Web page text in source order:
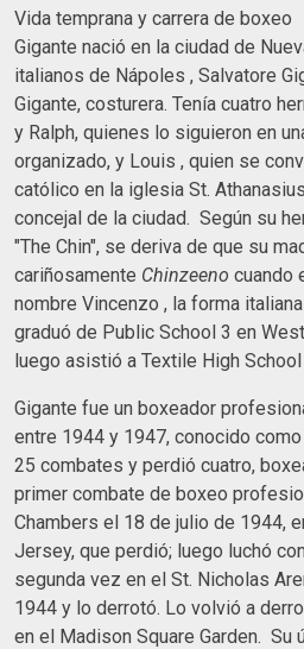
Vida temprana y carrera de boxeo
Gigante nació en la ciudad de
italianos de Nápoles , Salvatore
Gigante, costurera. Tenía cuatro
y Ralph, quienes lo siguieron en
organizado, y Louis , quien se
católico en la iglesia St.
concejal de la ciudad. Según su
"The Chin", se deriva de que su
cariñosamente Chinzeeno cuando
nombre Vincenzo , la forma
graduó de Public School 3 en
luego asistió a Textile High School
Gigante fue un boxeador
entre 1944 y 1947, conocido como
25 combates y perdió cuatro,
primer combate de boxeo
Chambers el 18 de julio de 1944,
Jersey, que perdió; luego luchó
segunda vez en el St. Nicholas
1944 y lo derrotó. Lo volvió a
en el Madison Square Garden. Su